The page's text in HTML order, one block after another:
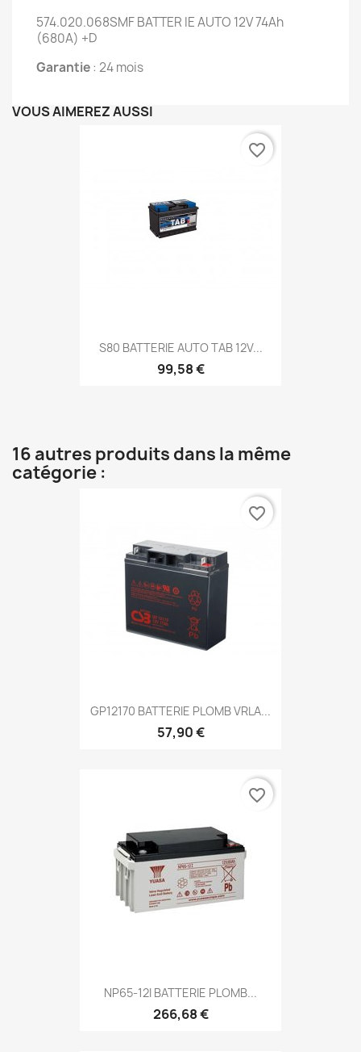
574.020.068SMF BATTER IE AUTO 12V 74Ah
(680A) +D
Garantie: 24 mois
VOUS AIMEREZ AUSSI
S80 BATTERIE AUTO TAB 12V...
99,58 €
favorite_border
16 autres produits dans la même
catégorie :
GP12170 BATTERIE PLOMB VRLA...
57,90 €
favorite_border
NP65-12I BATTERIE PLOMB...
266,68 €
favorite_border